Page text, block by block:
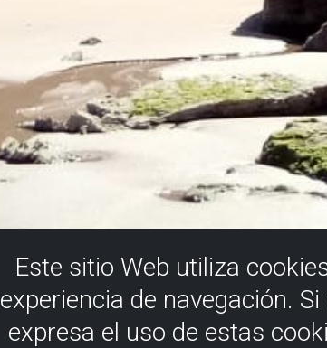
Este sitio Web utiliza
experiencia de navegación.
expresa el uso de estas